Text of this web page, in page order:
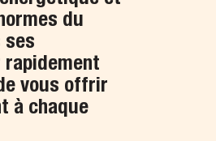
du
ses
rapidement
vous offrir
à chaque